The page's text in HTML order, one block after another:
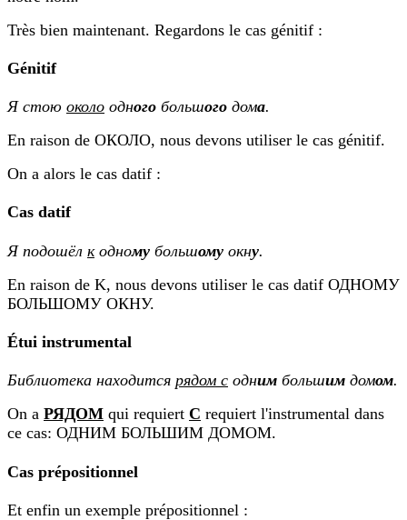
Très bien maintenant. Regardons le cas génitif :
Génitif
Я стою около одного большого дома.
En raison de ОКОЛО, nous devons utiliser le cas génitif.
On a alors le cas datif :
Cas datif
Я подошёл кодному большому окну.
En raison de K, nous devons utiliser le cas datif ОДНОМУ
БОЛЬШОМУ ОКНУ.
Étui instrumental
Библиотека находится рядом с одним большим домом.
On a РЯДОМ qui requiert С requiert l'instrumental dans
ce cas: ОДНИМ БОЛЬШИМ ДОМОМ.
Cas prépositionnel
Et enfin un exemple prépositionnel :